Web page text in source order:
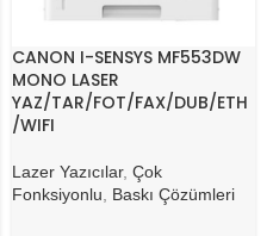
CANON I-SENSYS MF553DW
MONO LASER
YAZ/TAR/FOT/FAX/DUB/ETH
/WIFI
Lazer Yazıcılar, Çok
Fonksiyonlu
Baskı Çözümleri